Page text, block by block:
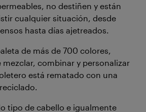
no destiñen y están
cualquier situación, desde
hasta días ajetreados.
de más de 700 colores,
mezclar, combinar y personalizar
está rematado con una
tipo de cabello e igualmente